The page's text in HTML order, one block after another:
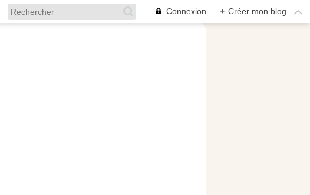
Connexion + Créer mon blog